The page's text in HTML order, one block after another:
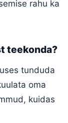
rahu ka
teekonda?
tunduda
oma
kuidas